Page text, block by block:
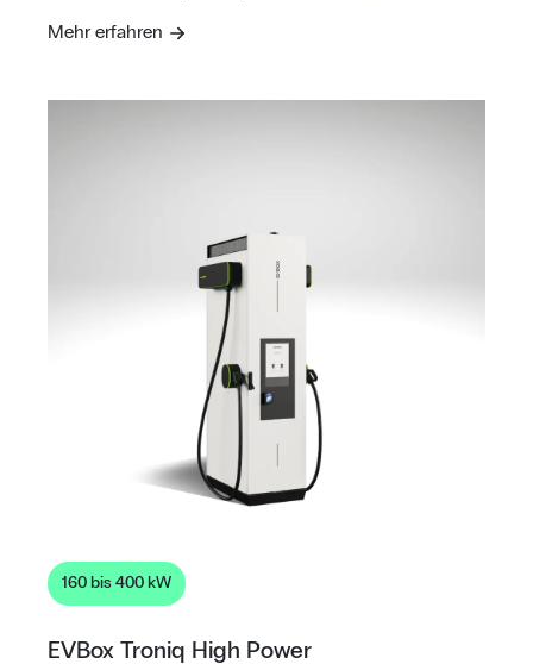
Mehr erfahren
160 bis 400 kW
EVBox Troniq High Power